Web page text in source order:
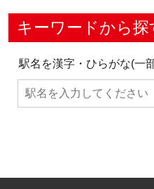
キーワードから探
駅名を漢字・ひらがな(一